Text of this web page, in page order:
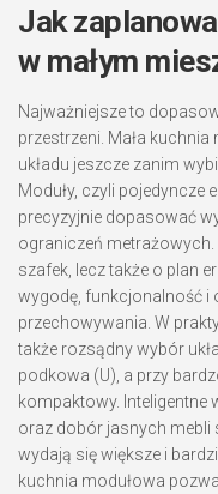
Jak
w małym
Najważniejsze to
przestrzeni. Mała
układu jeszcze zanim
Moduły, czyli pojedyncze
precyzyjnie dopasować
ograniczeń metrażowych.
szafek, lecz także o plan
wygodę, funkcjonalność i
przechowywania. W
także rozsądny wybór
podkowa (U), a przy
kompaktowy.
oraz dobór jasnych mebli
wydają się większe i
kuchnia modułowa